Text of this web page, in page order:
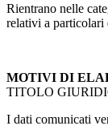
Rientrano nelle
relativi a particolari
MOTIVI DI
TITOLO
I dati comunicati